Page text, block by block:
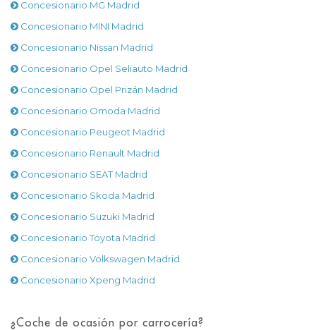
Concesionario MG Madrid
Concesionario MINI Madrid
Concesionario Nissan Madrid
Concesionario Opel Seliauto Madrid
Concesionario Opel Prizán Madrid
Concesionario Omoda Madrid
Concesionario Peugeot Madrid
Concesionario Renault Madrid
Concesionario SEAT Madrid
Concesionario Skoda Madrid
Concesionario Suzuki Madrid
Concesionario Toyota Madrid
Concesionario Volkswagen Madrid
Concesionario Xpeng Madrid
¿Coche de ocasión por carrocería?